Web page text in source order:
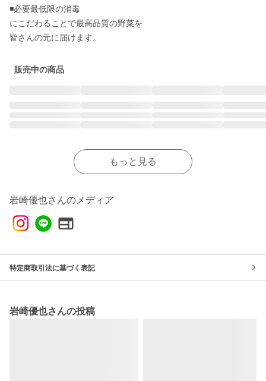
◾️必要最低限の消毒
にこだわることで最高品質の野菜を
販売中の商品
もっと見る
岩崎優也さんのメディア
特定商取引法に基づく表記
岩崎優也さんの投稿